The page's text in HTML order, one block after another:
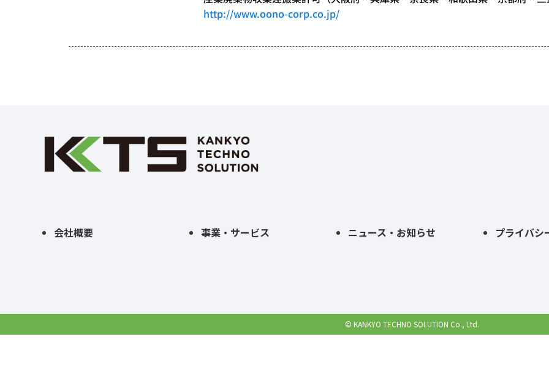
http://www.oono-corp.co.jp/
会社概要 事業・サービス ニュース・お知らせ プライバシ
© KANKYO TECHNO SOLUTION Co., Ltd.